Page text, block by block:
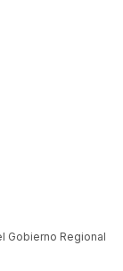
Gobierno Regional